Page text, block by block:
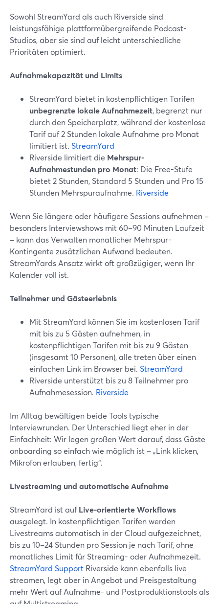
Sowohl StreamYard als auch Riverside sind
leistungsfähige plattformübergreifende Podcast-
Studios, aber sie sind auf leicht unterschiedliche
Prioritäten optimiert.
Aufnahmekapazität und Limits
StreamYard bietet in kostenpflichtigen Tarifen
unbegrenzte lokale Aufnahmezeit, begrenzt nur
durch den Speicherplatz, während der kostenlose
Tarif auf 2 Stunden lokale Aufnahme pro Monat
limitiert ist. StreamYard
Riverside limitiert die Mehrspur-
Aufnahmestunden pro Monat: Die Free-Stufe
bietet 2 Stunden, Standard 5 Stunden und Pro 15
Stunden Mehrspuraufnahme. Riverside
Wenn Sie längere oder häufigere Sessions aufnehmen –
besonders Interviewshows mit 60–90 Minuten Laufzeit
– kann das Verwalten monatlicher Mehrspur-
Kontingente zusätzlichen Aufwand bedeuten.
StreamYards Ansatz wirkt oft großzügiger, wenn Ihr
Kalender voll ist.
Teilnehmer und Gästeerlebnis
Mit StreamYard können Sie im kostenlosen Tarif
mit bis zu 5 Gästen aufnehmen, in
kostenpflichtigen Tarifen mit bis zu 9 Gästen
(insgesamt 10 Personen), alle treten über einen
einfachen Link im Browser bei. StreamYard
Riverside unterstützt bis zu 8 Teilnehmer pro
Aufnahmesession. Riverside
Im Alltag bewältigen beide Tools typische
Interviewrunden. Der Unterschied liegt eher in der
Einfachheit: Wir legen großen Wert darauf, dass Gäste
onboarding so einfach wie möglich ist – „Link klicken,
Mikrofon erlauben, fertig“.
Livestreaming und automatische Aufnahme
StreamYard ist aufLive-orientierte Workflows
ausgelegt. In kostenpflichtigen Tarifen werden
Livestreams automatisch in der Cloud aufgezeichnet,
bis zu 10–24 Stunden pro Session je nach Tarif, ohne
monatliches Limit für Streaming- oder Aufnahmezeit.
StreamYard Support Riverside kann ebenfalls live
streamen, legt aber in Angebot und Preisgestaltung
mehr Wert auf Aufnahme- und Postproduktionstools als